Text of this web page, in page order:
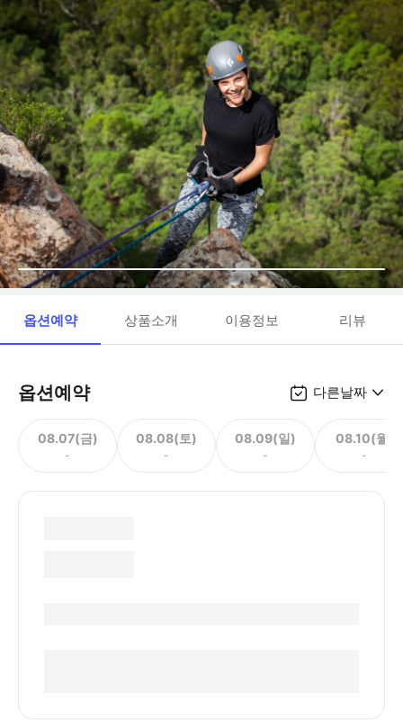
옵션예약 상품소개 이용정보 리뷰
옵션예약 다른날짜
08.07(금)
-
08.08(토)
-
08.09(일)
-
08.10(월)
-